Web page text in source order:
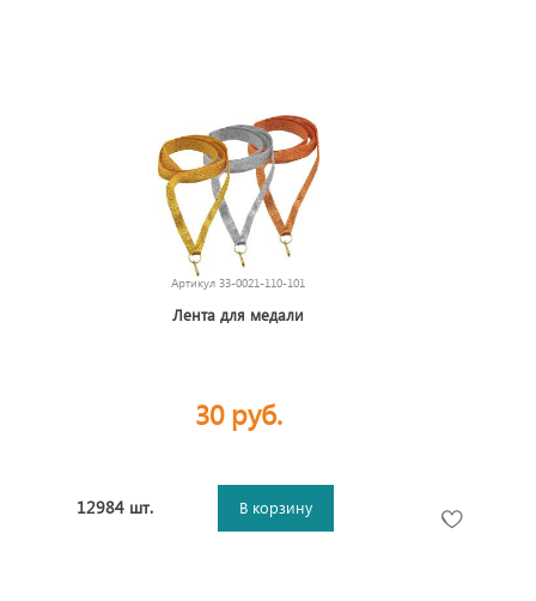
Артикул 33-0021-110-101
Лента для медали
30 руб.
12984 шт. В корзину